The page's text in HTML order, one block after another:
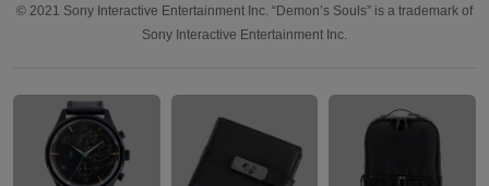
されている。 ボーレタリアの王、オーラントが更なる力を求め楔の深奥
に入り込み、古い獣を目覚めさせ、色の無い濃霧とデーモンが生じたこ
死闘の先にある大きな達成感は、多くのファンから評価され、発売から
年月が経っても人気は衰えることを知らず、国内外問わず注目され続け
ている。 ここでは『Demon's Souls』コラボの腕時計やバッグ、ブー
ツ、財布などのコラボファッションアイテムをご紹介いたします。
© 2021 Sony Interactive Entertainment Inc. “Demon’s Souls” is a trademark of
Sony Interactive Entertainment Inc.